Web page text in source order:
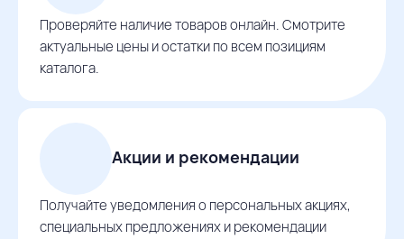
Проверяйте наличие товаров онлайн. Смотрите
актуальные цены и остатки по всем позициям
каталога.
Акции и рекомендации
Получайте уведомления о персональных акциях,
специальных предложениях и рекомендации